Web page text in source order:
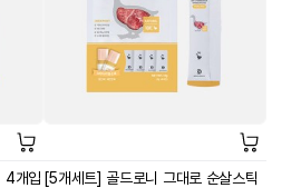
4개입 [5개세트] 골드로니 그대로 순살스틱